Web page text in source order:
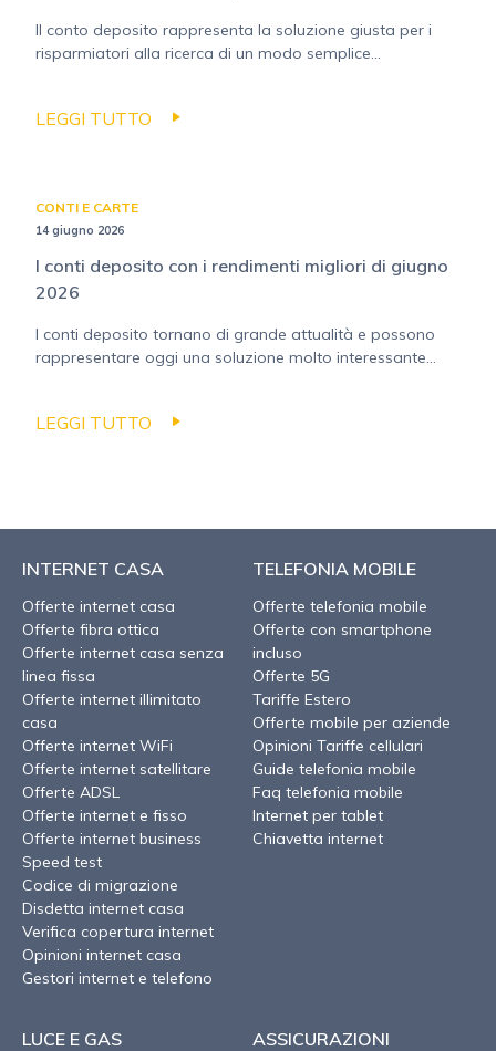
Il conto deposito rappresenta la soluzione giusta per i
risparmiatori alla ricerca di un modo semplice...
LEGGI TUTTO
CONTI E CARTE
14 giugno 2026
I conti deposito con i rendimenti migliori di giugno
2026
I conti deposito tornano di grande attualità e possono
rappresentare oggi una soluzione molto interessante...
LEGGI TUTTO
INTERNET CASA
Offerte internet casa
Offerte fibra ottica
Offerte internet casa senza
linea fissa
Offerte internet illimitato
casa
Offerte internet WiFi
Offerte internet satellitare
Offerte ADSL
Offerte internet e fisso
Offerte internet business
Speed test
Codice di migrazione
Disdetta internet casa
Verifica copertura internet
Opinioni internet casa
Gestori internet e telefono
TELEFONIA MOBILE
Offerte telefonia mobile
Offerte con smartphone
incluso
Offerte 5G
Tariffe Estero
Offerte mobile per aziende
Opinioni Tariffe cellulari
Guide telefonia mobile
Faq telefonia mobile
Internet per tablet
Chiavetta internet
LUCE E GAS ASSICURAZIONI